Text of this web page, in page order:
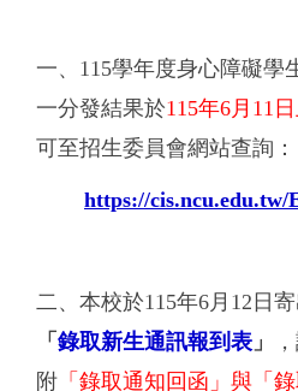
一、115學年度身心障礙學
一分發結果於115年6月11
可至招生委員會網站查詢：
https://cis.ncu.edu.tw/
二、本校於115年6月12日
「 錄取新生通訊報到表 」
附 「錄取通知回函」與「